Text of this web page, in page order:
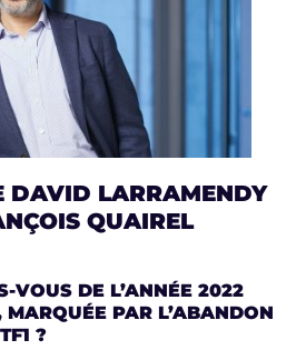
DAVID LARRAMENDY
QUAIREL
VOUS DE L’ANNÉE 2022
PAR L’ABANDON
?